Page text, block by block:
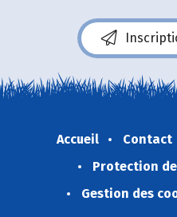
Accueil Contact
Protection
Gestion des